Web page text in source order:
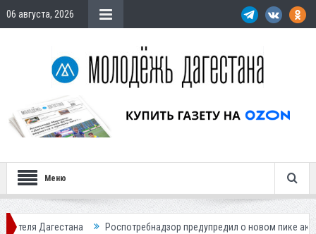
06 августа, 2026
Меню
Роспотребнадзор предупредил о новом пике активности